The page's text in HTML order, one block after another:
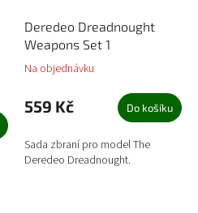
Deredeo Dreadnought
Weapons Set 1
Na objednávku
559 Kč Do košíku
Sada zbraní pro model The
Deredeo Dreadnought.